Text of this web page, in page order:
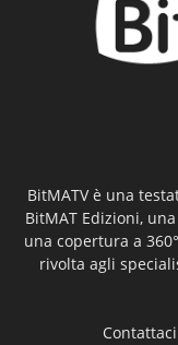
BitMATV è una
BitMAT Edizioni,
una copertura a
rivolta agli